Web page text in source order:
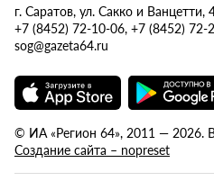
г. Саратов, ул. Сакко и Ванцетти,
+7 (8452) 72-10-06, +7 (8452) 72-
sog@gazeta64.ru
© ИА «Регион 64», 2011 — 2026.
Создание сайта – nopreset